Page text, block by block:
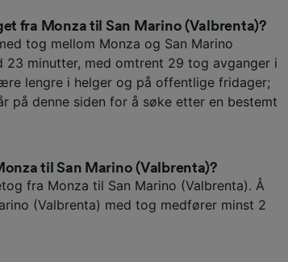
fra Monza til San Marino (Valbrenta)?
tog mellom Monza og San Marino
23 minutter, med omtrent 29 tog avganger i
lengre i helger og på offentlige fridager;
på denne siden for å søke etter en bestemt
til San Marino (Valbrenta)?
fra Monza til San Marino (Valbrenta). Å
(Valbrenta) med tog medfører minst 2